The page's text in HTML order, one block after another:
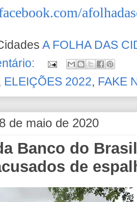
A FOLHA DAS
ELEIÇÕES 2022, FAKE
de maio de 2020
Banco do
de